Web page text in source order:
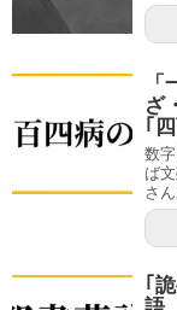
ざ
｢
数
ば
さ
｢